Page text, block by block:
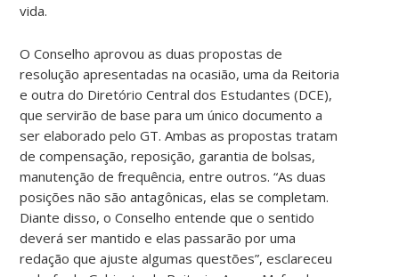
vida.
O Conselho aprovou as duas propostas de
resolução apresentadas na ocasião, uma da Reitoria
e outra do Diretório Central dos Estudantes (DCE),
que servirão de base para um único documento a
ser elaborado pelo GT. Ambas as propostas tratam
de compensação, reposição, garantia de bolsas,
manutenção de frequência, entre outros. “As duas
posições não são antagônicas, elas se completam.
Diante disso, o Conselho entende que o sentido
deverá ser mantido e elas passarão por uma
redação que ajuste algumas questões”, esclareceu